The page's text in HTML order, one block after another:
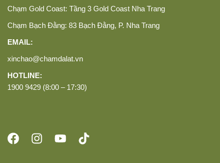
Chạm Gold Coast: Tầng 3 Gold Coast Nha Trang
Chạm Bạch Đằng: 83 Bạch Đằng, P. Nha Trang
EMAIL:
xinchao@chamdalat.vn
HOTLINE:
1900 9429 (8:00 – 17:30)